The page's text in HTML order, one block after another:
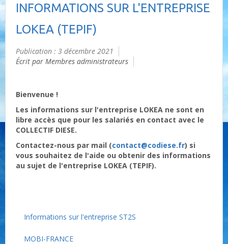
INFORMATIONS SUR L'ENTREPRISE
LOKEA (TEPIF)
Publication : 3 décembre 2021
Écrit par Membres administrateurs
Bienvenue !
Les informations sur l'entreprise LOKEA ne sont en
libre accès que pour les salariés en contact avec le
COLLECTIF DIESE.
Contactez-nous par mail (contact@codiese.fr) si
vous souhaitez de l'aide ou obtenir des informations
au sujet de l'entreprise LOKEA (TEPIF).
Informations sur l'entreprise ST2S
MOBI-FRANCE